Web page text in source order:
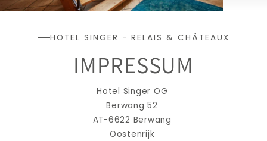
HOTEL SINGER - RELAIS & CHÂTEAUX
IMPRESSUM
Hotel Singer OG
Berwang 52
AT-6622 Berwang
Oostenrijk